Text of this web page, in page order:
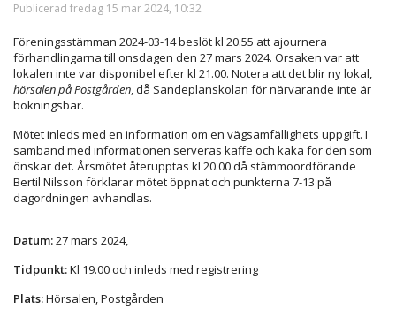
Publicerad fredag 15 mar 2024, 10:32
Föreningsstämman 2024-03-14 beslöt kl 20.55 att ajournera
förhandlingarna till onsdagen den 27 mars 2024. Orsaken var att
lokalen inte var disponibel efter kl 21.00. Notera att det blir ny lokal,
hörsalen på Postgården, då Sandeplanskolan för närvarande inte är
bokningsbar.
Mötet inleds med en information om en vägsamfällighets uppgift. I
samband med informationen serveras kaffe och kaka för den som
önskar det. Årsmötet återupptas kl 20.00 då stämmoordförande
Bertil Nilsson förklarar mötet öppnat och punkterna 7-13 på
dagordningen avhandlas.
Datum:27 mars 2024,
Tidpunkt:Kl 19.00 och inleds med registrering
Plats:Hörsalen, Postgården